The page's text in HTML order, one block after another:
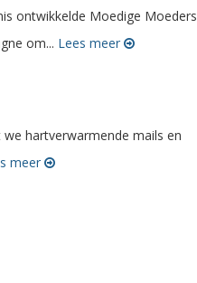
ontwikkelde Moedige Moeders
om... Lees meer
hartverwarmende mails en
meer